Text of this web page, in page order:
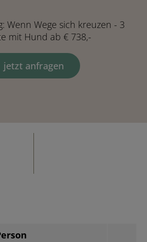
Wenn Wege sich kreuzen - 3
mit Hund ab € 738,-
jetzt anfragen